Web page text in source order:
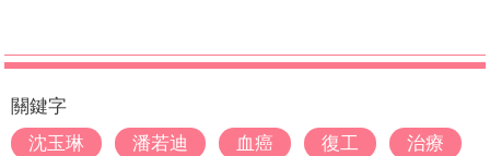
關鍵字
沈玉琳
潘若迪 血癌 復工 治療